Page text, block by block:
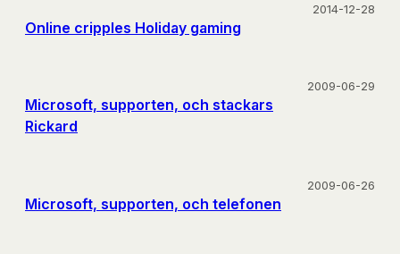
Online cripples Holiday gaming
2014-12-28
Microsoft, supporten, och stackars
Rickard
2009-06-29
Microsoft, supporten, och telefonen
2009-06-26